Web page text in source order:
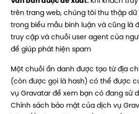
trên trang web, chúng tôi thu thập
trong biểu mẫu bình luận và cũng là
truy cập và chuỗi user agent của
để giúp phát hiện spam
Một chuỗi ẩn danh được tạo từ địa
(còn được gọi là hash) có thể được
vụ Gravatar để xem bạn có đang sử
Chính sách bảo mật của dịch vụ